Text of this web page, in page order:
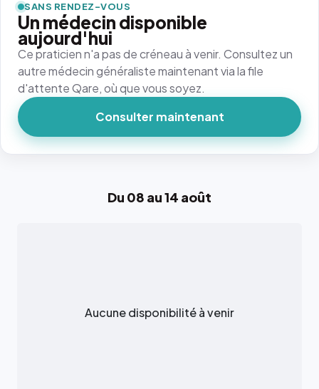
Du 08 au 14 août
Aucune disponibilité à venir
SANS RENDEZ-VOUS
Un médecin disponible
aujourd'hui
Ce praticien n'a pas de créneau à venir. Consultez un
autre médecin généraliste maintenant via la file
d'attente Qare, où que vous soyez.
Consulter maintenant